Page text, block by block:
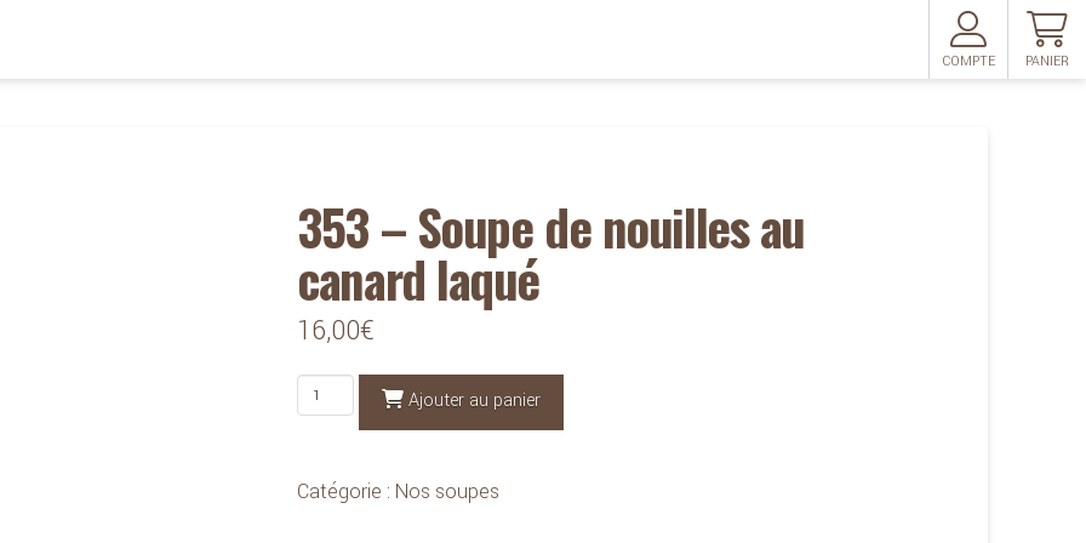
COMPTE PANIER
353 – Soupe de nouilles au
canard laqué
16,00€
quantité
-
Ajouter au panier
Catégorie : Nos soupes